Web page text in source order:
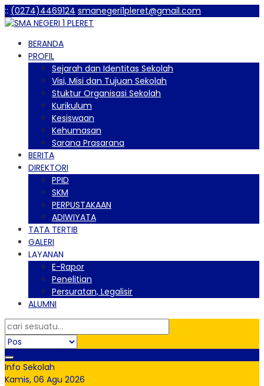
:: (0274)4469124 smanegeri1pleret@gmail.com
BERANDA
PROFIL
Sejarah dan Identitas Sekolah
Visi, Misi dan Tujuan Sekolah
Stuktur Organisasi Sekolah
Kurikulum
Kesiswaan
Kehumasan
Sarana Prasarana
BERITA
DIREKTORI
PPID
SKM
PERPUSTAKAAN
ADIWIYATA
TATA TERTIB
GALERI
LAYANAN
E-Rapor
Penelitian
Persuratan, Legalisir
ALUMNI
Info Sekolah
Kamis, 06 Agu 2026